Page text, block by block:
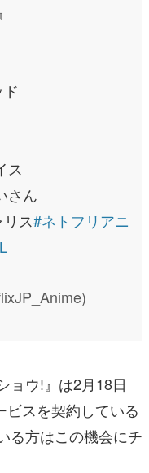
ス
さん
ス#ネトフリアニ
ョウ!』は2月18日
ビスを契約している
る方はこの機会にチ